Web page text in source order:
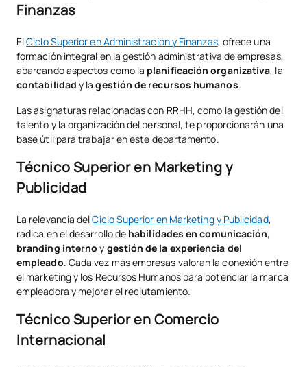
Finanzas
ElCiclo Superior en Administración y Finanzas, ofrece una
formación integral en la gestión administrativa de empresas,
abarcando aspectos como la planificación organizativa, la
contabilidad y lagestión de recursos humanos.
Las asignaturas relacionadas con RRHH, como la gestión del
talento y la organización del personal, te proporcionarán una
base útil para trabajar en este departamento.
Técnico Superior en Marketing y
Publicidad
La relevancia delCiclo Superior en Marketing y Publicidad,
radica en el desarrollo de habilidades en comunicación,
branding interno y gestión de la experiencia del
empleado. Cada vez más empresas valoran la conexión entre
el marketing y los Recursos Humanos para potenciar la marca
empleadora y mejorar el reclutamiento.
Técnico Superior en Comercio
Internacional